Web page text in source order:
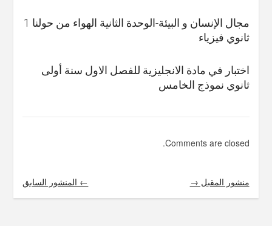
مجال الإنسان و البيئة-الوحدة الثانية الهواء من حولنا 1
ثانوي فيزياء
اختبار في مادة الانجليزية للفصل الاول سنة أولى
ثانوي نموذج الخامس
Comments are closed.
← المنشور السابق منشور المقبل →